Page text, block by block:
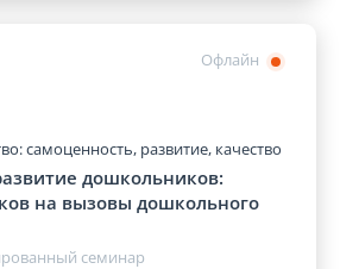
Офлайн
самоценность, развитие, качество
дошкольников:
на вызовы дошкольного
семинар